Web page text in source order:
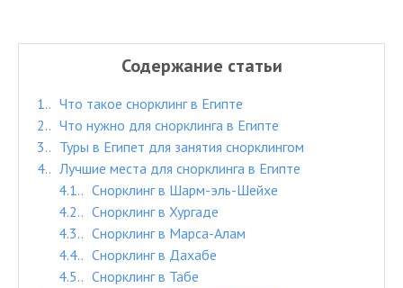
Содержание статьи
1.
Что такое снорклинг в Египте
2.
Что нужно для снорклинга в Египте
3.
Туры в Египет для занятия снорклингом
4.
Лучшие места для снорклинга в Египте
4.1.
Снорклинг в Шарм-эль-Шейхе
4.2.
Снорклинг в Хургаде
4.3.
Снорклинг в Марса-Алам
4.4.
Снорклинг в Дахабе
4.5.
Снорклинг в Табе